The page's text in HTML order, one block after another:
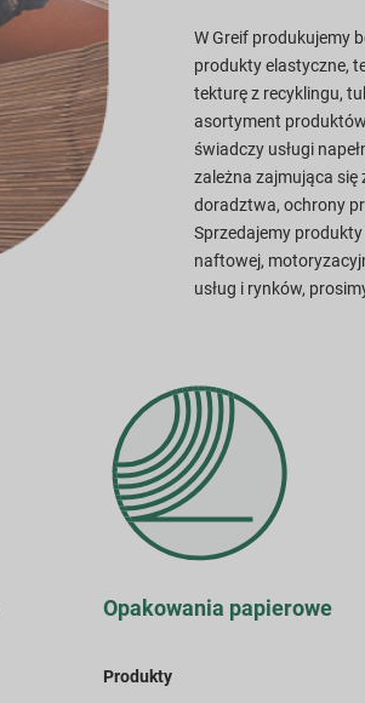
W Greif produkujemy
produkty elastyczne,
tekturę z recyklingu,
asortyment
świadczy usługi
zależna zajmująca się
doradztwa, ochrony
Sprzedajemy
naftowej,
usług i rynków,
Opakowania papierowe
Produkty